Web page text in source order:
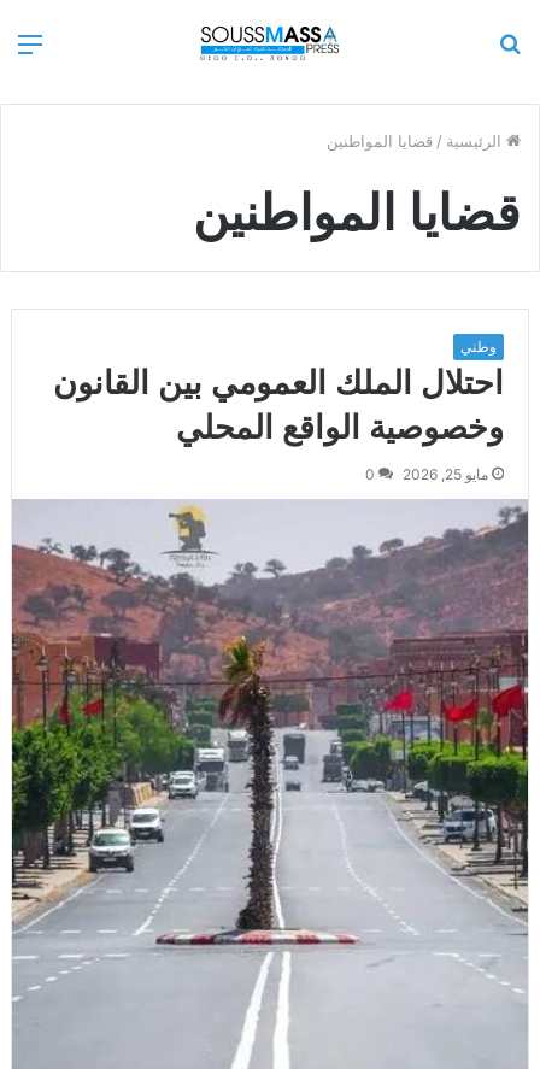
الرئيسية / قضايا المواطنين
قضايا المواطنين
وطني
احتلال الملك العمومي بين القانون
وخصوصية الواقع المحلي
مايو 25, 2026 0